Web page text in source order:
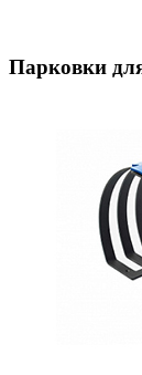
Парковки